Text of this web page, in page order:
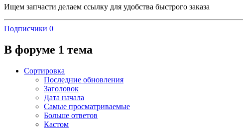
Ищем запчасти делаем ссылку для удобства быстрого заказа
Подписчики 0
В форуме 1 тема
Сортировка
Последние обновления
Заголовок
Дата начала
Самые просматриваемые
Больше ответов
Кастом